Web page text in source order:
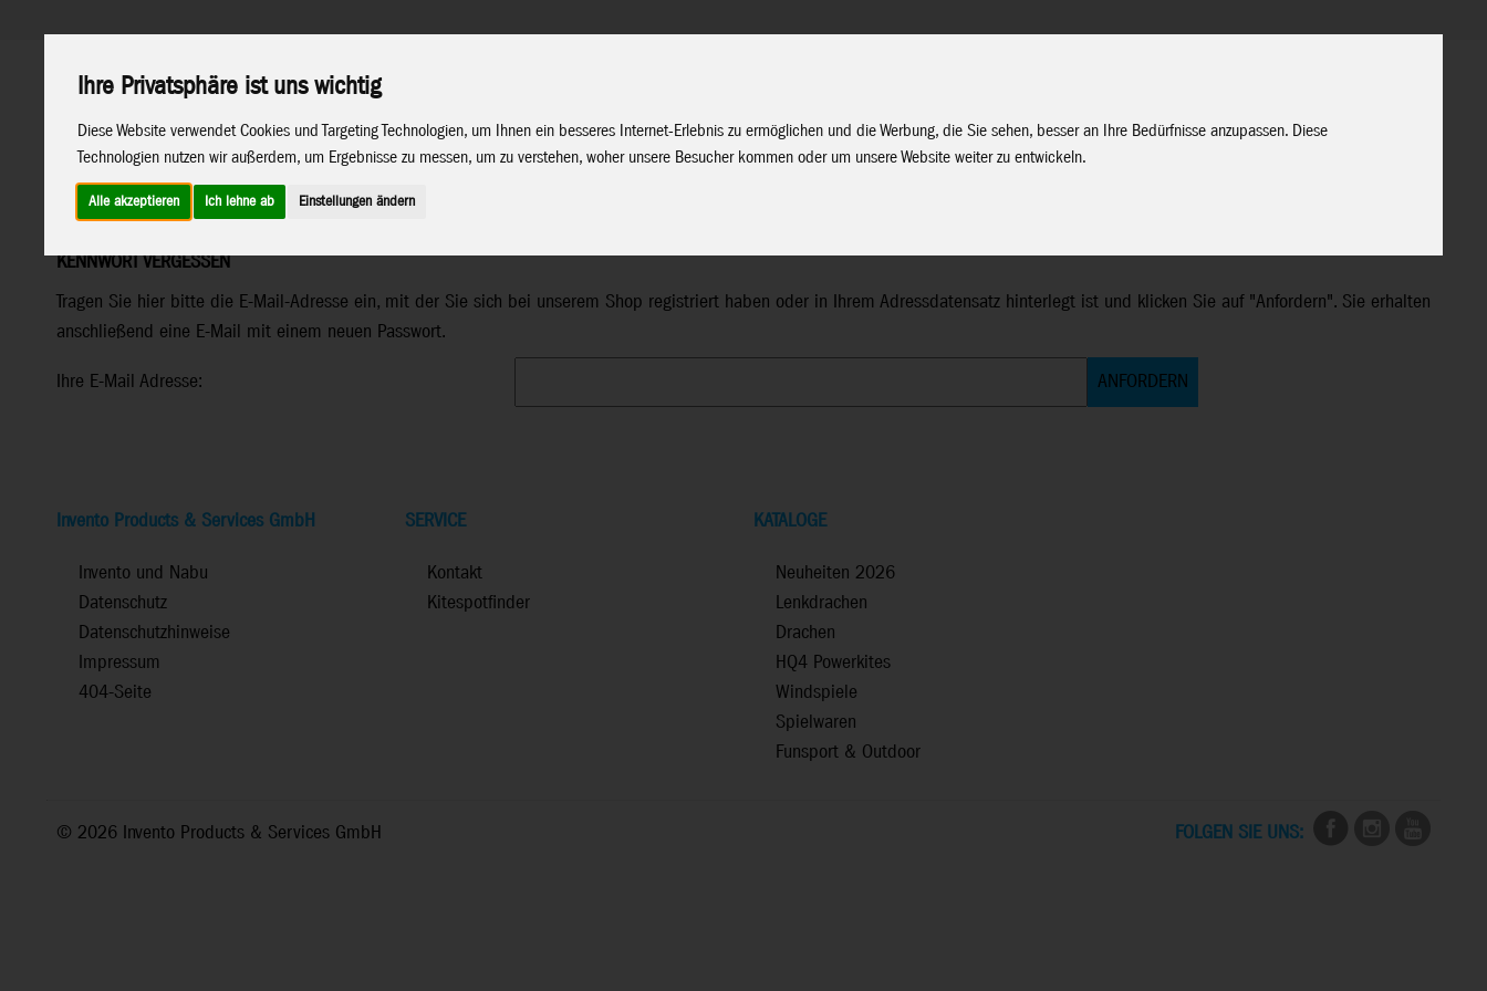
Ihre Privatsphäre ist uns wichtig
Diese Website verwendet Cookies und Targeting Technologien, um Ihnen ein besseres Internet-Erlebnis zu ermöglichen und die Werbung, die Sie sehen, besser an Ihre Bedürfnisse anzupassen. Diese
Technologien nutzen wir außerdem, um Ergebnisse zu messen, um zu verstehen, woher unsere Besucher kommen oder um unsere Website weiter zu entwickeln.
Alle akzeptieren Ich lehne ab Einstellungen ändern
Home Marken
KENNWORT VERGESSEN
Tragen Sie hier bitte die E-Mail-Adresse ein, mit der Sie sich bei unserem Shop registriert haben oder in Ihrem Adressdatensatz hinterlegt ist und klicken Sie auf "Anfordern". Sie erhalten
anschließend eine E-Mail mit einem neuen Passwort.
Ihre E-Mail Adresse:
Invento Products & Services GmbH
Invento und Nabu
Datenschutz
Datenschutzhinweise
Impressum
404-Seite
SERVICE
Kontakt
Kitespotfinder
KATALOGE
Neuheiten 2026
Lenkdrachen
Drachen
HQ4 Powerkites
Windspiele
Spielwaren
Funsport & Outdoor
© 2026 Invento Products & Services GmbH FOLGEN SIE UNS: